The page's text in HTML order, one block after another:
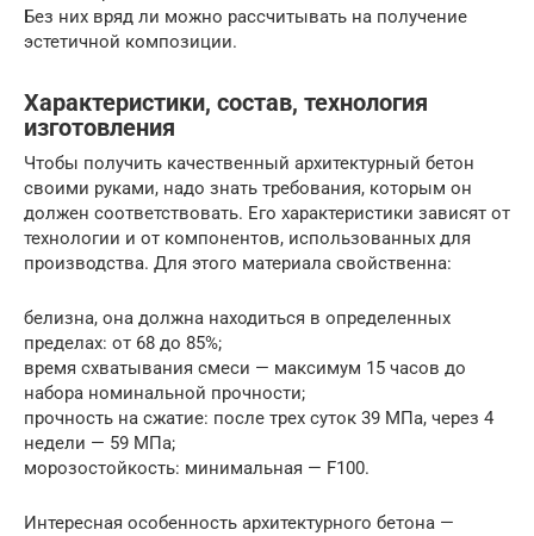
Без них вряд ли можно рассчитывать на получение
эстетичной композиции.
Характеристики, состав, технология
изготовления
Чтобы получить качественный архитектурный бетон
своими руками, надо знать требования, которым он
должен соответствовать. Его характеристики зависят от
технологии и от компонентов, использованных для
производства. Для этого материала свойственна:
белизна, она должна находиться в определенных
пределах: от 68 до 85%;
время схватывания смеси — максимум 15 часов до
набора номинальной прочности;
прочность на сжатие: после трех суток 39 МПа, через 4
недели — 59 МПа;
морозостойкость: минимальная — F100.
Интересная особенность архитектурного бетона —